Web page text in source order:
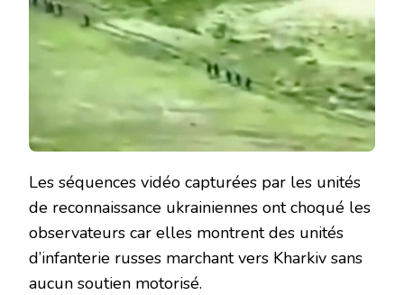
Les séquences vidéo capturées par les unités
de reconnaissance ukrainiennes ont choqué les
observateurs car elles montrent des unités
d’infanterie russes marchant vers Kharkiv sans
aucun soutien motorisé.